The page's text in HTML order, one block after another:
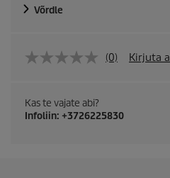
Võrdle
(0) Kirjuta
Kas te vajate abi?
Infoliin: +3726225830